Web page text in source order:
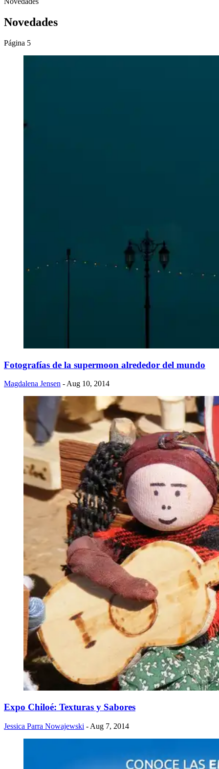
Novedades
Página 5
Fotografías de la supermoon alrededor del mundo
Magdalena Jensen - Aug 10, 2014
Expo Chiloé: Texturas y Sabores
Jessica Parra Nowajewski - Aug 7, 2014